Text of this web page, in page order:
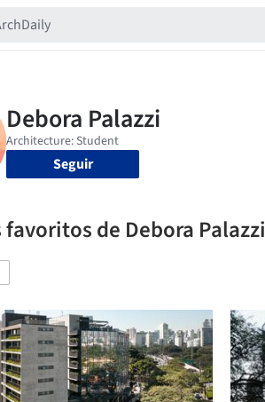
Seguir
favoritos de Debora Palazzi